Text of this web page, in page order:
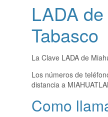
LADA
Tabasco
La Clave LADA de
Los números de
distancia a
Como